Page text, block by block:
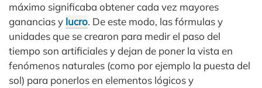
máximo significaba obtener cada vez mayores
ganancias y lucro. De este modo, las fórmulas y
unidades que se crearon para medir el paso del
tiempo son artificiales y dejan de poner la vista en
fenómenos naturales (como por ejemplo la puesta del
sol) para ponerlos en elementos lógicos y